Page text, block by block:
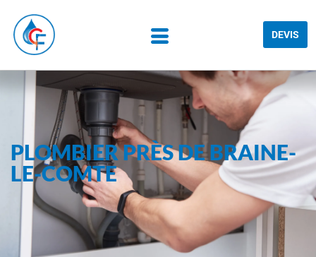
DEVIS
PLOMBIER PRÈS DE BRAINE-
LE-COMTE